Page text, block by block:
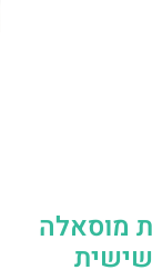
מוסאלה